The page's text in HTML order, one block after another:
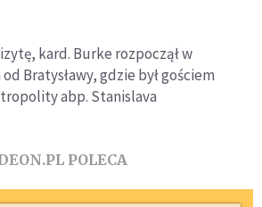
kard. Burke rozpoczął w
Bratysławy, gdzie był gościem
abp. Stanislava
POLECA